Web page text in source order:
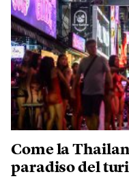
Come la
paradiso del